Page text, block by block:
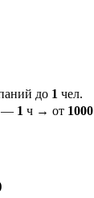
до 1 чел.
— 1 ч → от 1000